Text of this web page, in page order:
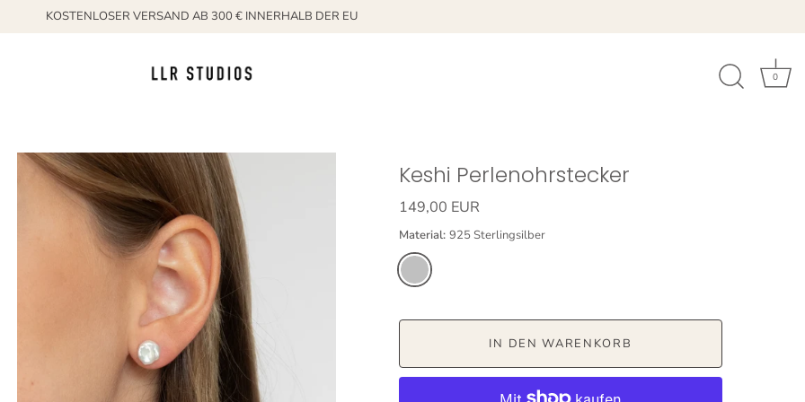
KOSTENLOSER VERSAND AB 300 € INNERHALB DER EU
0
Keshi Perlenohrstecker
149,00 EUR
Material: 925 Sterlingsilber
IN DEN WARENKORB